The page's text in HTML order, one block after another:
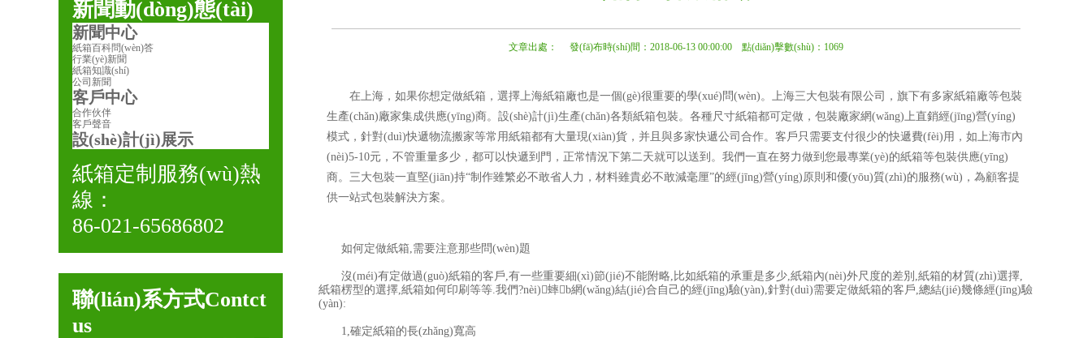
新聞動(dòng)態(tài)
新聞中心
紙箱百科問(wèn)答
行業(yè)新聞
紙箱知識(shí)
公司新聞
客戶中心
合作伙伴
客戶聲音
設(shè)計(jì)展示
紙箱定制服務(wù)熱
線：
86-021-65686802
聯(lián)系方式Contct
us
文章出處： 發(fā)布時(shí)間：2018-06-13 00:00:00 點(diǎn)擊數(shù)： 1069
在上海，如果你想定做紙箱，選擇上海紙箱廠也是一個(gè)很重要的學(xué)問(wèn)。上海三大包裝有限公司，旗下有多家紙箱廠等包裝
生產(chǎn)廠家集成供應(yīng)商。設(shè)計(jì)生產(chǎn)各類紙箱包裝。各種尺寸紙箱都可定做，包裝廠家網(wǎng)上直銷經(jīng)營(yíng)
模式，針對(duì)快遞物流搬家等常用紙箱都有大量現(xiàn)貨，并且與多家快遞公司合作。客戶只需要支付很少的快遞費(fèi)用，如上海市內
(nèi)5-10元，不管重量多少，都可以快遞到門，正常情況下第二天就可以送到。我們一直在努力做到您最專業(yè)的紙箱等包裝供應(yīng)
商。三大包裝一直堅(jiān)持“制作雖繁必不敢省人力，材料雖貴必不敢減毫厘”的經(jīng)營(yíng)原則和優(yōu)質(zhì)的服務(wù)，為顧客提
供一站式包裝解決方案。
如何定做紙箱,需要注意那些問(wèn)題
沒(méi)有定做過(guò)紙箱的客戶,有一些重要細(xì)節(jié)不能附略,比如紙箱的承重是多少,紙箱內(nèi)外尺度的差別,紙箱的材質(zhì)選擇,
紙箱楞型的選擇,紙箱如何印刷等等.我們?nèi)蟀b網(wǎng)結(jié)合自己的經(jīng)驗(yàn),針對(duì)需要定做紙箱的客戶,總結(jié)幾條經(jīng)驗
(yàn):
1,確定紙箱的長(zhǎng)寬高